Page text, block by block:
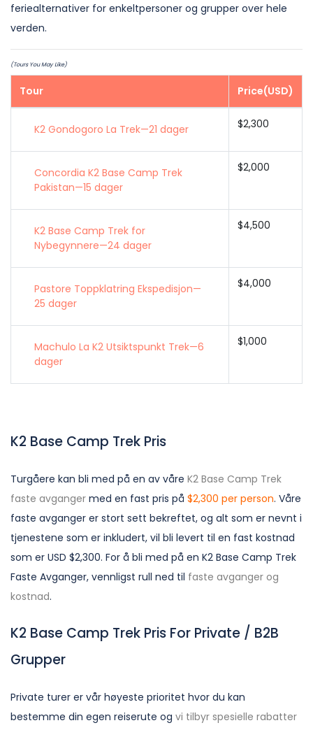
feriealternativer for enkeltpersoner og grupper over hele
verden.
(Tours You May Like)
Tour Price(USD)
K2 Gondogoro La Trek—21 dager $2,300
Concordia K2 Base Camp Trek
Pakistan—15 dager
$2,000
K2 Base Camp Trek for
Nybegynnere—24 dager
$4,500
Pastore Toppklatring Ekspedisjon—
25 dager
$4,000
Machulo La K2 Utsiktspunkt Trek—6
dager
$1,000
K2 Base Camp Trek Pris
Turgåere kan bli med på en av våre K2 Base Camp Trek
faste avganger med en fast pris på $2,300 per person. Våre
faste avganger er stort sett bekreftet, og alt som er nevnt i
tjenestene som er inkludert, vil bli levert til en fast kostnad
som er USD $2,300. For å bli med på en K2 Base Camp Trek
Faste Avganger, vennligst rull ned til faste avganger og
kostnad.
K2 Base Camp Trek Pris For Private / B2B
Grupper
Private turer er vår høyeste prioritet hvor du kan
bestemme din egen reiserute og vi tilbyr spesielle rabatter